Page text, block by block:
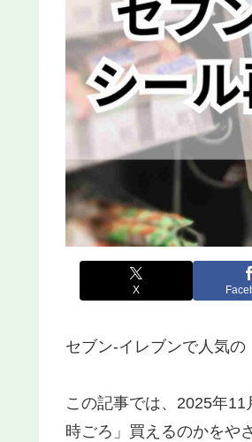
X
セブン‐イレブンで人気
この記事では、2025年
時ごろ」買えるのかをや